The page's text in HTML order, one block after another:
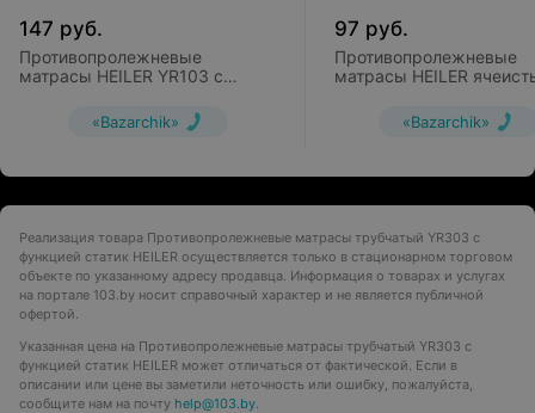
147 руб.
Противопролежневые
матрасы HEILER YR103 с
«Bazarchik»
97 руб.
Противопролежневые
матрасы HEILER
«Bazarchik»
Реализация товара Противопролежневые матрасы трубчатый YR303 с
функцией статик HEILER осуществляется только в стационарном торговом
объекте по указанному адресу продавца. Информация о товарах и услугах
на портале 103.by носит справочный характер и не является публичной
офертой.
Указанная цена на Противопролежневые матрасы трубчатый YR303 с
функцией статик HEILER может отличаться от фактической. Если в
описании или цене вы заметили неточность или ошибку, пожалуйста,
сообщите нам на почту help@103.by.